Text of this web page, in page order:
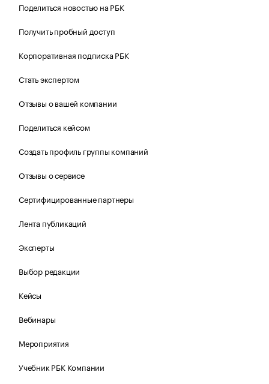
Поделиться новостью на РБК
Получить пробный доступ
Корпоративная подписка РБК
Стать экспертом
Отзывы о вашей компании
Поделиться кейсом
Создать профиль группы компаний
Отзывы о сервисе
Сертифицированные партнеры
Лента публикаций
Эксперты
Выбор редакции
Кейсы
Вебинары
Мероприятия
Учебник РБК Компании